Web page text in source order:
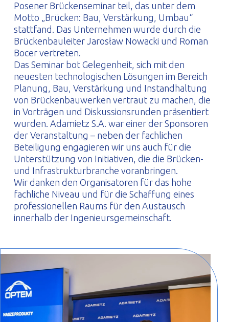
Posener Brückenseminar teil, das unter dem
Motto „Brücken: Bau, Verstärkung, Umbau“
stattfand. Das Unternehmen wurde durch die
Brückenbauleiter Jarosław Nowacki und Roman
Bocer vertreten.
Das Seminar bot Gelegenheit, sich mit den
neuesten technologischen Lösungen im Bereich
Planung, Bau, Verstärkung und Instandhaltung
von Brückenbauwerken vertraut zu machen, die
in Vorträgen und Diskussionsrunden präsentiert
wurden. Adamietz S.A. war einer der Sponsoren
der Veranstaltung – neben der fachlichen
Beteiligung engagieren wir uns auch für die
Unterstützung von Initiativen, die die Brücken-
und Infrastrukturbranche voranbringen.
Wir danken den Organisatoren für das hohe
fachliche Niveau und für die Schaffung eines
professionellen Raums für den Austausch
innerhalb der Ingenieursgemeinschaft.